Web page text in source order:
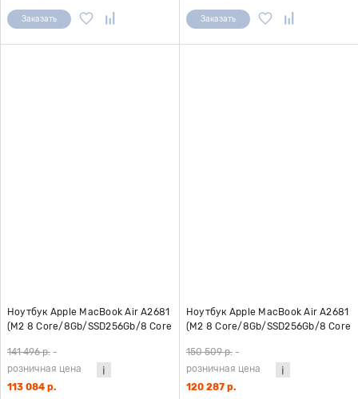
Заказать Заказать
Ноутбук Apple MacBook Air A2681
(M2 8 Core/8Gb/SSD256Gb/8 Core
серебристый
141 496 р. -
розничная цена
113 084 р.
Ноутбук Apple MacBook Air A2681
(M2 8 Core/8Gb/SSD256Gb/8 Core
серый
150 509 р. -
розничная цена
120 287 р.